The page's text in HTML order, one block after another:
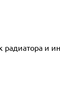
радиатора и